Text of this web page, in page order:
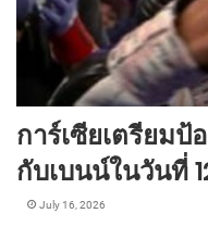
การ์เซียเตรียม
กับเบนน์ในวันที่
July 16, 2026